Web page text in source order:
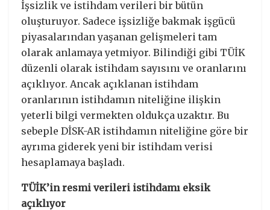
İşsizlik ve istihdam verileri bir bütün
oluşturuyor. Sadece işsizliğe bakmak işgücü
piyasalarından yaşanan gelişmeleri tam
olarak anlamaya yetmiyor. Bilindiği gibi TÜİK
düzenli olarak istihdam sayısını ve oranlarını
açıklıyor. Ancak açıklanan istihdam
oranlarının istihdamın niteliğine ilişkin
yeterli bilgi vermekten oldukça uzaktır. Bu
sebeple DİSK-AR istihdamın niteliğine göre bir
ayrıma giderek yeni bir istihdam verisi
hesaplamaya başladı.
TÜİK’in resmi verileri istihdamı eksik
açıklıyor